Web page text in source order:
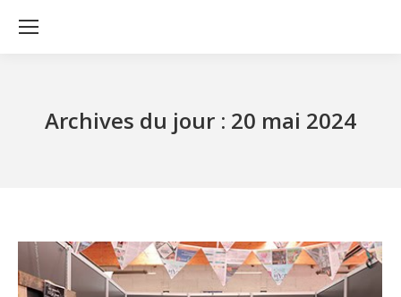
Archives du jour : 20 mai 2024